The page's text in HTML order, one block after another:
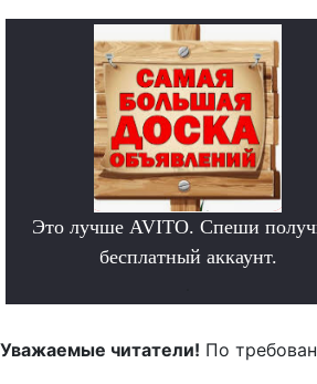
Это лучше AVITO. Спеши
бесплатный аккаунт.
Уважаемые читатели! По